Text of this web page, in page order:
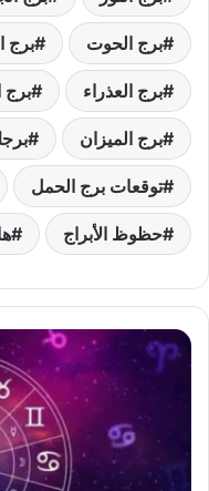
برج الحوت برج
برج العذراء برج
برج الميزان
توقعات برج الحمل
حظوظ الأبراج
توقعات
الأبراج
2025